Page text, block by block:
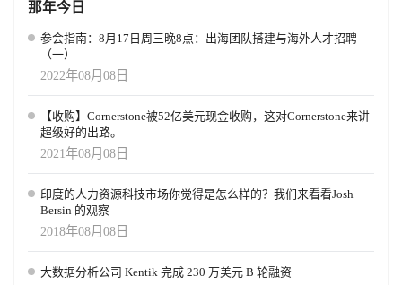
那年今日
参会指南：8月17日周三晚8点：出海团队搭建与海外人才招聘
（一）
2022年08月08日
【收购】Cornerstone被52亿美元现金收购，这对Cornerstone来讲
超级好的出路。
2021年08月08日
印度的人力资源科技市场你觉得是怎么样的？我们来看看Josh
Bersin 的观察
2018年08月08日
大数据分析公司 Kentik 完成 230 万美元 B 轮融资